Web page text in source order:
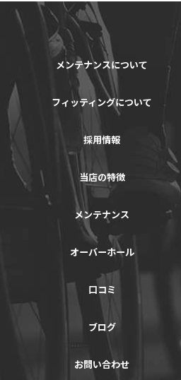
メンテナンスについて
フィッティングについて
採用情報
当店の特徴
メンテナンス
オーバーホール
口コミ
ブログ
お問い合わせ